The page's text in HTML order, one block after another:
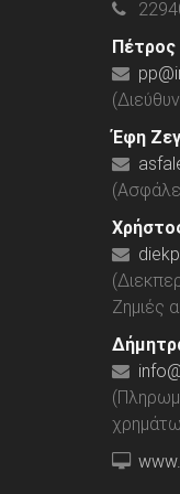
Πέτρος
Έφη
Ζημιές